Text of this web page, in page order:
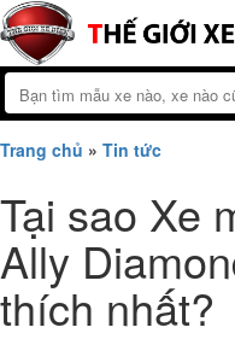
Trang chủ » Tin tức
Tại sao Xe
Ally
thích nhất?